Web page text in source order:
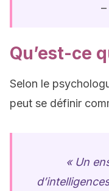
Qu’est-ce
Selon le
peut se définir
« Un